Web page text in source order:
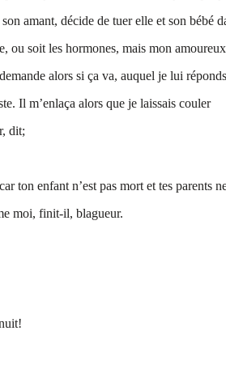
amant, décide de tuer elle et son bébé
ou soit les hormones, mais mon amoureux
alors si ça va, auquel je lui
Il m’enlaça alors que je laissais couler
dit;
ton enfant n’est pas mort et tes parents
moi, finit-il, blagueur.